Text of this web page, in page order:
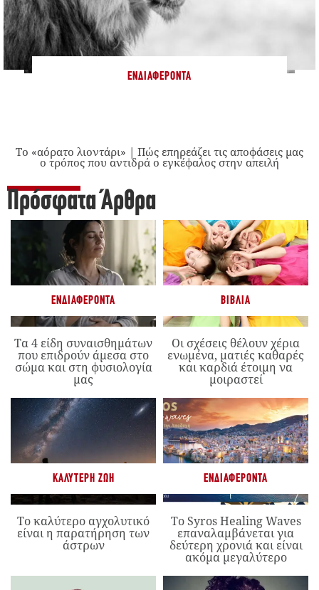
ΕΝΔΙΑΦΈΡΟΝΤΑ
Το «αόρατο λιοντάρι» | Πώς επηρεάζει τις αποφάσεις μας
ο τρόπος που αντιδρά ο εγκέφαλος στην απειλή
Πρόσφατα Άρθρα
ΕΝΔΙΑΦΈΡΟΝΤΑ
Τα 4 είδη συναισθημάτων
που επιδρούν άμεσα στο
σώμα και στη φυσιολογία
μας
ΒΙΒΛΊΑ
Οι σχέσεις θέλουν χέρια
ενωμένα, ματιές καθαρές
και καρδιά έτοιμη να
μοιραστεί
ΚΑΛΎΤΕΡΗ ΖΩΉ
Το καλύτερο αγχολυτικό
είναι η παρατήρηση των
άστρων
ΕΝΔΙΑΦΈΡΟΝΤΑ
Το Syros Healing Waves
επαναλαμβάνεται για
δεύτερη χρονιά και είναι
ακόμα μεγαλύτερο